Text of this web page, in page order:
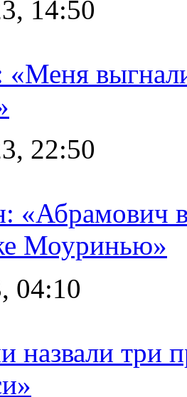
14:50
22:50
«Абрамович в
Моуринью»
04:10
назвали три